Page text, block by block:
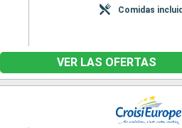
Comidas
VER LAS OFERTAS